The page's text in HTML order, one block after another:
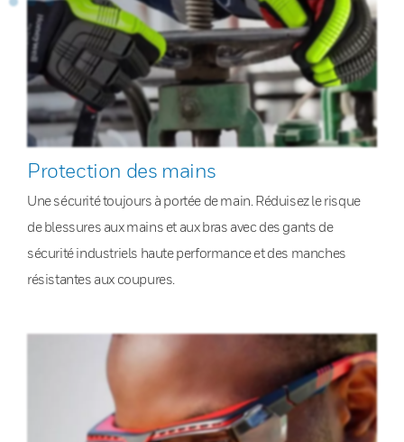
Protection des mains
Une sécurité toujours à portée de main. Réduisez le risque
de blessures aux mains et aux bras avec des gants de
sécurité industriels haute performance et des manches
résistantes aux coupures.